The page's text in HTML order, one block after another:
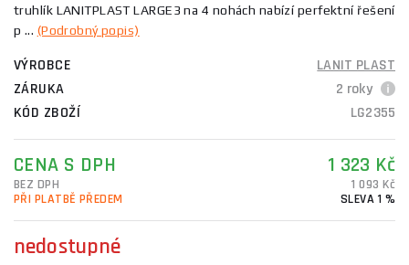
truhlík LANITPLAST LARGE3 na 4 nohách nabízí perfektní řešení
p ... (Podrobný popis)
VÝROBCE
LANIT PLAST
ZÁRUKA
2 roky
KÓD ZBOŽÍ
LG2355
CENA S DPH 1 323 Kč
BEZ DPH
1 093 Kč
PŘI PLATBĚ PŘEDEM
SLEVA 1 %
nedostupné